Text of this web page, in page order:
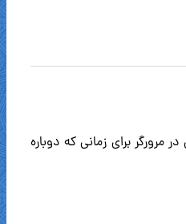
مرورگر برای زمانی که دوباره